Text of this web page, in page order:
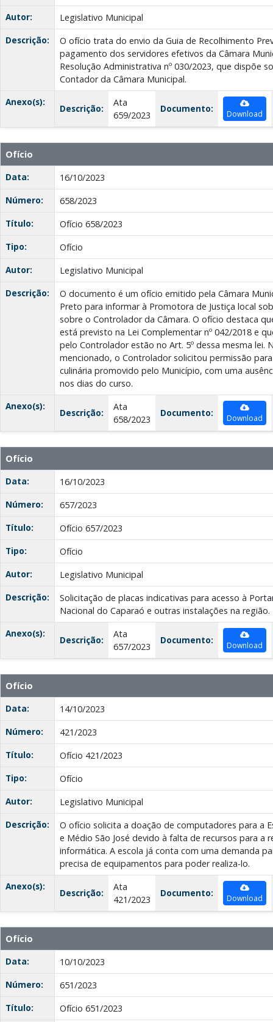
Autor:
Legislativo Municipal
Descrição:
O ofício trata do envio da Guia de Recolhimento
pagamento dos servidores efetivos da Câmara
Resolução Administrativa nº 030/2023, que dispõe
Contador da Câmara Municipal.
Anexo(s):
Descrição:
Ata
659/2023
Documento: Download
Ofício
Data:
16/10/2023
Número:
658/2023
Título:
Ofício 658/2023
Tipo:
Ofício
Autor:
Legislativo Municipal
Descrição:
O documento é um ofício emitido pela Câmara
Preto para informar à Promotora de Justiça local
sobre o Controlador da Câmara. O ofício destaca
está previsto na Lei Complementar nº 042/2018 e
pelo Controlador estão no Art. 5º dessa mesma lei.
mencionado, o Controlador solicitou permissão
culinária promovido pelo Município, com uma
nos dias do curso.
Anexo(s):
Descrição:
Ata
658/2023
Documento: Download
Ofício
Data:
16/10/2023
Número:
657/2023
Título:
Ofício 657/2023
Tipo:
Ofício
Autor:
Legislativo Municipal
Descrição:
Solicitação de placas indicativas para acesso à
Nacional do Caparaó e outras instalações na região.
Anexo(s):
Descrição:
Ata
657/2023
Documento: Download
Ofício
Data:
14/10/2023
Número:
421/2023
Título:
Ofício 421/2023
Tipo:
Ofício
Autor:
Legislativo Municipal
Descrição:
O ofício solicita a doação de computadores para a
e Médio São José devido à falta de recursos para a
informática. A escola já conta com uma demanda
precisa de equipamentos para poder realiza-lo.
Anexo(s):
Descrição:
Ata
421/2023
Documento: Download
Ofício
Data:
10/10/2023
Número:
651/2023
Título:
Ofício 651/2023